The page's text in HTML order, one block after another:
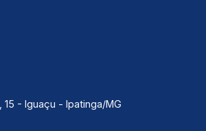
15 - Iguaçu - Ipatinga/MG